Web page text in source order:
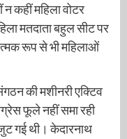
न कहीं महिला वोटर
मतदाता बहुल सीट पर
रूप से भी महिलाओं
की मशीनरी एक्टिव
फूले नहीं समा रही
गई थी। केदारनाथ